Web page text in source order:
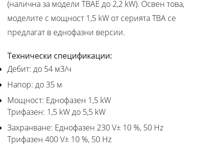
(налична за модели TBAE до 2,2 kW). Освен това,
моделите с мощност 1,5 kW от серията TBA се
предлагат в еднофазни версии.
Технически спецификации:
Дебит: до 54 м3/ч
Напор: до 35 м
Мощност: Еднофазен 1,5 kW
Трифазен: 1,5 kW до 5,5 kW
Захранване: Еднофазен 230 V± 10 %, 50 Hz
Трифазен 400 V± 10 %, 50 Hz